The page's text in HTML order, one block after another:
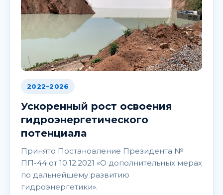
2022–2026
Ускоренный рост освоения
гидроэнергетического
потенциала
Принято Постановление Президента №
ПП-44 от 10.12.2021 «О дополнительных мерах
по дальнейшему развитию
гидроэнергетики».